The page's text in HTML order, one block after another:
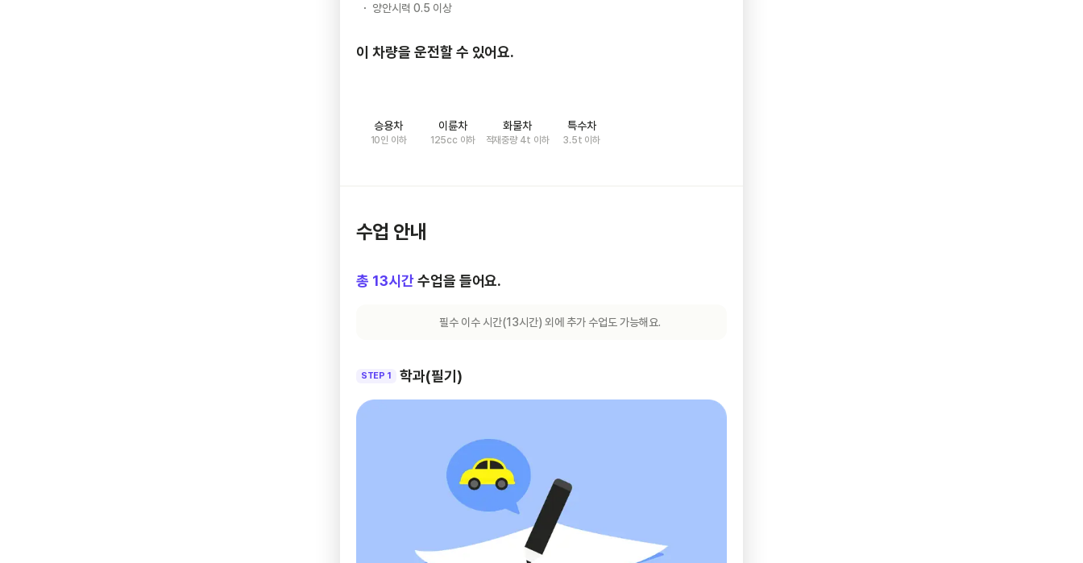
양안시력 0.5 이상
이 차량을 운전할 수 있어요.
승용차
10인 이하
이륜차
125cc 이하
화물차
적재중량 4t 이하
특수차
3.5t 이하
수업 안내
총 13시간 수업을 들어요.
필수 이수 시간(13시간) 외에 추가 수업도 가능해요.
STEP 1 학과(필기)